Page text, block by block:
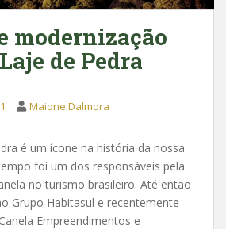
modernização
de Pedra
Maione Dalmora
é um ícone na história da nossa
foi um dos responsáveis pela
no turismo brasileiro. Até então
Grupo Habitasul e recentemente
Empreendimentos e